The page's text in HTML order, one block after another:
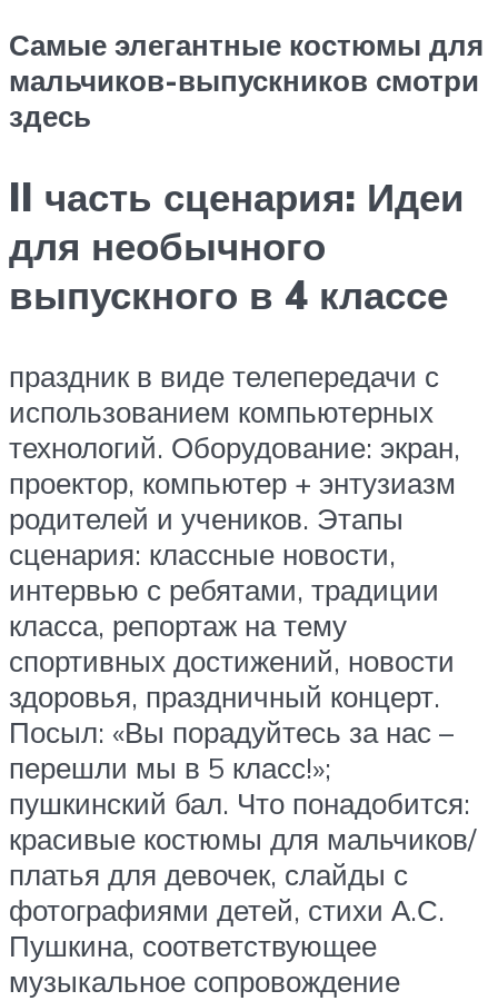
Самые элегантные костюмы для
мальчиков-выпускников смотри
здесь
II часть сценария: Идеи
для необычного
выпускного в 4 классе
праздник в виде телепередачи с
использованием компьютерных
технологий. Оборудование: экран,
проектор, компьютер + энтузиазм
родителей и учеников. Этапы
сценария: классные новости,
интервью с ребятами, традиции
класса, репортаж на тему
спортивных достижений, новости
здоровья, праздничный концерт.
Посыл: «Вы порадуйтесь за нас –
перешли мы в 5 класс!»;
пушкинский бал. Что понадобится:
красивые костюмы для мальчиков/
платья для девочек, слайды с
фотографиями детей, стихи А.С.
Пушкина, соответствующее
музыкальное сопровождение